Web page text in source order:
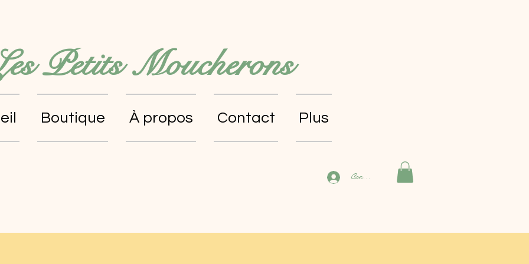
Petits Moucherons
Boutique À propos Contact Plus
Connexion